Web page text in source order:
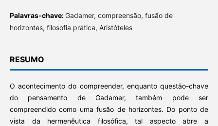
Palavras-chave: Gadamer, compreensão, fusão de
horizontes, filosofia prática, Aristóteles
RESUMO
O acontecimento do compreender, enquanto questão-chave
do pensamento de Gadamer, também pode ser
compreendido como uma fusão de horizontes. Do ponto de
vista da hermenêutica filosófica, tal aspecto abre a